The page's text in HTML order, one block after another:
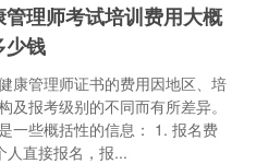
管理师考试培训费用大概
少钱
康管理师证书的费用因地区、培
及报考级别的不同而有所差异。
一些概括性的信息： 1. 报名费
人直接报名，报...